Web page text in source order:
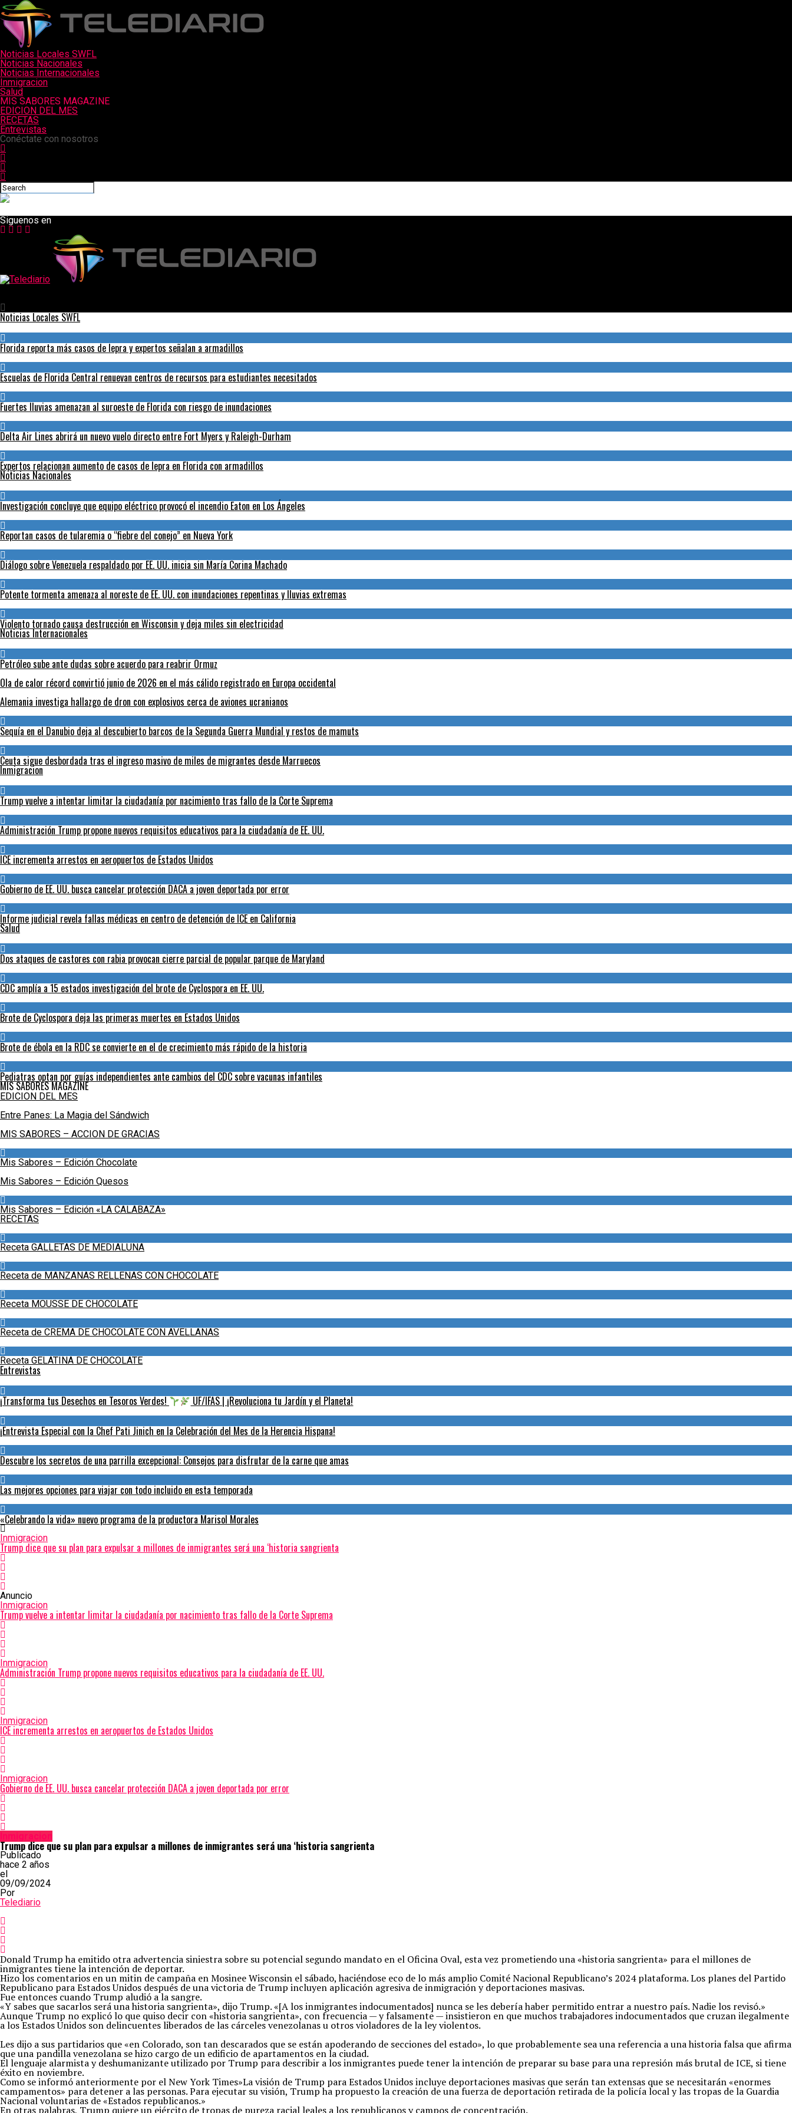
Noticias Locales SWFL
Noticias Nacionales
Noticias Internacionales
Inmigracion
Salud
MIS SABORES MAGAZINE
EDICION DEL MES
RECETAS
Entrevistas
Conéctate con nosotros
Siguenos en
Noticias Locales SWFL
Florida reporta más casos de lepra y expertos señalan a armadillos
Escuelas de Florida Central renuevan centros de recursos para estudiantes necesitados
Fuertes lluvias amenazan al suroeste de Florida con riesgo de inundaciones
Delta Air Lines abrirá un nuevo vuelo directo entre Fort Myers y Raleigh-Durham
Expertos relacionan aumento de casos de lepra en Florida con armadillos
Noticias Nacionales
Investigación concluye que equipo eléctrico provocó el incendio Eaton en Los Ángeles
Reportan casos de tularemia o “fiebre del conejo” en Nueva York
Diálogo sobre Venezuela respaldado por EE. UU. inicia sin María Corina Machado
Potente tormenta amenaza al noreste de EE. UU. con inundaciones repentinas y lluvias extremas
Violento tornado causa destrucción en Wisconsin y deja miles sin electricidad
Noticias Internacionales
Petróleo sube ante dudas sobre acuerdo para reabrir Ormuz
Ola de calor récord convirtió junio de 2026 en el más cálido registrado en Europa occidental
Alemania investiga hallazgo de dron con explosivos cerca de aviones ucranianos
Sequía en el Danubio deja al descubierto barcos de la Segunda Guerra Mundial y restos de mamuts
Ceuta sigue desbordada tras el ingreso masivo de miles de migrantes desde Marruecos
Inmigracion
Trump vuelve a intentar limitar la ciudadanía por nacimiento tras fallo de la Corte Suprema
Administración Trump propone nuevos requisitos educativos para la ciudadanía de EE. UU.
ICE incrementa arrestos en aeropuertos de Estados Unidos
Gobierno de EE. UU. busca cancelar protección DACA a joven deportada por error
Informe judicial revela fallas médicas en centro de detención de ICE en California
Salud
Dos ataques de castores con rabia provocan cierre parcial de popular parque de Maryland
CDC amplía a 15 estados investigación del brote de Cyclospora en EE. UU.
Brote de Cyclospora deja las primeras muertes en Estados Unidos
Brote de ébola en la RDC se convierte en el de crecimiento más rápido de la historia
Pediatras optan por guías independientes ante cambios del CDC sobre vacunas infantiles
MIS SABORES MAGAZINE
EDICION DEL MES
Entre Panes: La Magia del Sándwich
MIS SABORES – ACCION DE GRACIAS
Mis Sabores – Edición Chocolate
Mis Sabores – Edición Quesos
Mis Sabores – Edición «LA CALABAZA»
RECETAS
Receta GALLETAS DE MEDIALUNA
Receta de MANZANAS RELLENAS CON CHOCOLATE
Receta MOUSSE DE CHOCOLATE
Receta de CREMA DE CHOCOLATE CON AVELLANAS
Receta GELATINA DE CHOCOLATE
Entrevistas
¡Transforma tus Desechos en Tesoros Verdes! UF/IFAS | ¡Revoluciona tu Jardín y el Planeta!
¡Entrevista Especial con la Chef Pati Jinich en la Celebración del Mes de la Herencia Hispana!
Descubre los secretos de una parrilla excepcional: Consejos para disfrutar de la carne que amas
Las mejores opciones para viajar con todo incluido en esta temporada
«Celebrando la vida» nuevo programa de la productora Marisol Morales
Inmigracion
Trump dice que su plan para expulsar a millones de inmigrantes será una ‘historia sangrienta
Anuncio
Inmigracion
Trump vuelve a intentar limitar la ciudadanía por nacimiento tras fallo de la Corte Suprema
Inmigracion
Administración Trump propone nuevos requisitos educativos para la ciudadanía de EE. UU.
Inmigracion
ICE incrementa arrestos en aeropuertos de Estados Unidos
Inmigracion
Gobierno de EE. UU. busca cancelar protección DACA a joven deportada por error
Inmigracion
Trump dice que su plan para expulsar a millones de inmigrantes será una ‘historia sangrienta
Publicado
hace 2 años
el
09/09/2024
Por
Telediario
Donald Trump ha emitido otra advertencia siniestra sobre su potencial segundo mandato en el Oficina Oval, esta vez prometiendo una «historia sangrienta» para el millones de
inmigrantes tiene la intención de deportar.
Hizo los comentarios en un mitin de campaña en Mosinee Wisconsin el sábado, haciéndose eco de lo más amplio Comité Nacional Republicano’s 2024 plataforma. Los planes del Partido
Republicano para Estados Unidos después de una victoria de Trump incluyen aplicación agresiva de inmigración y deportaciones masivas.
Fue entonces cuando Trump aludió a la sangre.
«Y sabes que sacarlos será una historia sangrienta», dijo Trump. «[A los inmigrantes indocumentados] nunca se les debería haber permitido entrar a nuestro país. Nadie los revisó.»
Aunque Trump no explicó lo que quiso decir con «historia sangrienta», con frecuencia — y falsamente — insistieron en que muchos trabajadores indocumentados que cruzan ilegalmente
a los Estados Unidos son delincuentes liberados de las cárceles venezolanas u otros violadores de la ley violentos.
Les dijo a sus partidarios que «en Colorado, son tan descarados que se están apoderando de secciones del estado», lo que probablemente sea una referencia a una historia falsa que afirma
que una pandilla venezolana se hizo cargo de un edificio de apartamentos en la ciudad.
El lenguaje alarmista y deshumanizante utilizado por Trump para describir a los inmigrantes puede tener la intención de preparar su base para una represión más brutal de ICE, si tiene
éxito en noviembre.
Como se informó anteriormente por el New York Times»La visión de Trump para Estados Unidos incluye deportaciones masivas que serán tan extensas que se necesitarán «enormes
campamentos» para detener a las personas. Para ejecutar su visión, Trump ha propuesto la creación de una fuerza de deportación retirada de la policía local y las tropas de la Guardia
Nacional voluntarias de «Estados republicanos.»
En otras palabras, Trump quiere un ejército de tropas de pureza racial leales a los republicanos y campos de concentración.